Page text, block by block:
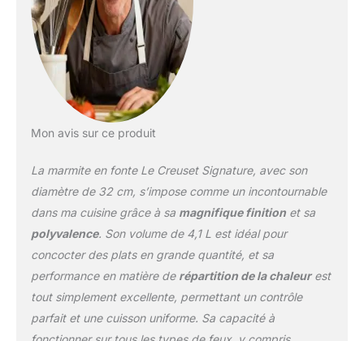
Mon avis sur ce produit
La marmite en fonte Le Creuset Signature, avec son
diamètre de 32 cm, s’impose comme un incontournable
dans ma cuisine grâce à sa magnifique finitionet sa
polyvalence. Son volume de 4,1 L est idéal pour
concocter des plats en grande quantité, et sa
performance en matière de répartition de la chaleurest
tout simplement excellente, permettant un contrôle
parfait et une cuisson uniforme. Sa capacité à